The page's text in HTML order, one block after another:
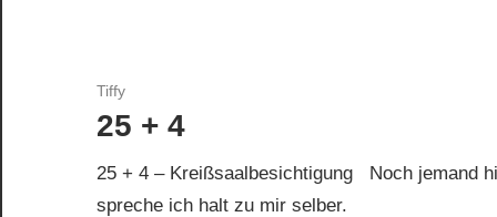
Tiffy
25 + 4
25 + 4 – Kreißsaalbesichtigung Noch jemand
spreche ich halt zu mir selber.